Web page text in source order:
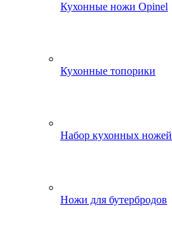
Кухонные ножи Opinel
Кухонные топорики
Набор кухонных ножей
Ножи для бутербродов